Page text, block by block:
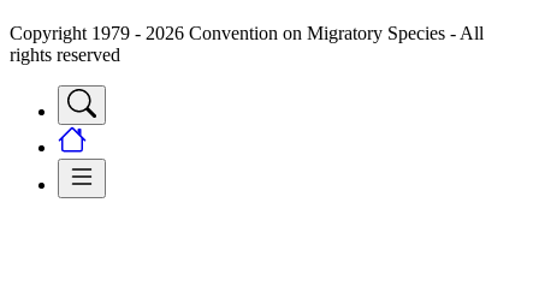
Copyright 1979 - 2026 Convention on Migratory Species - All
rights reserved